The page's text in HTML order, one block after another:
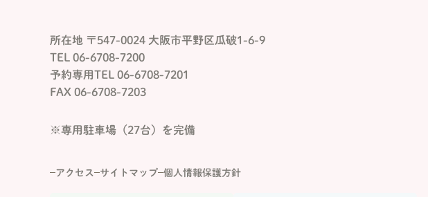
所在地 〒547-0024 大阪市平野区瓜破1-6-9
TEL 06-6708-7200
予約専用TEL 06-6708-7201
FAX 06-6708-7203
※専用駐車場（27台）を完備
アクセス サイトマップ 個人情報保護方針